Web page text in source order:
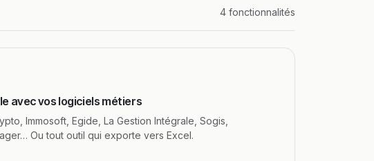
4 fonctionnalités
avec vos logiciels métiers
Immosoft, Egide, La Gestion Intégrale, Sogis,
Ou tout outil qui exporte vers Excel.